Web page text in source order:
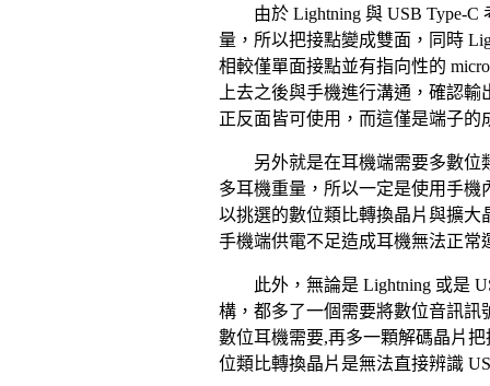
由於 Lightning與 USB Type-C
量，所以把接點變成雙面，同時
相較僅單面接點並有指向性的
上去之後與手機進行溝通，確認
正反面皆可使用，而這僅是端子的
另外就是在耳機端需要多數
多耳機重量，所以一定是使用手
以挑選的數位類比轉換晶片與擴
手機端供電不足造成耳機無法正常
此外，無論是 Lightning 或是
構，都多了一個需要將數位音訊訊
數位耳機需要,再多一顆解碼晶片
位類比轉換晶片是無法直接辨識